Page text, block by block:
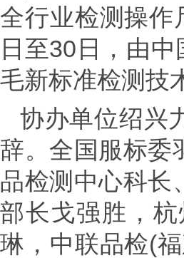
全行业检测操作
日至30日，由
毛新标准检测技
协办单位绍兴
辞。全国服标委
品检测中心科长
部长戈强胜，
琳，中联品检(